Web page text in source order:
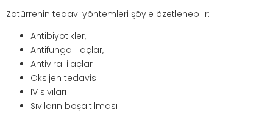
Zatürrenin tedavi yöntemleri şöyle özetlenebilir:
Antibiyotikler,
Antifungal ilaçlar,
Antiviral ilaçlar
Oksijen tedavisi
IV sıvıları
Sıvıların boşaltılması